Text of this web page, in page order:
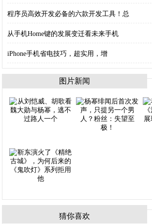
程序员高效开发必备的六款开发工具！总
从手机Home键的发展变迁看未来手机
iPhone手机省电技巧，超实用，增
图片新闻
猜你喜欢